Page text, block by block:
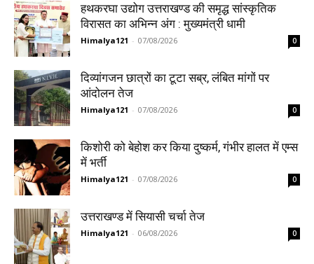
हथकरघा उद्योग उत्तराखण्ड की समृद्ध सांस्कृतिक
विरासत का अभिन्न अंग : मुख्यमंत्री धामी
Himalya121 - 07/08/2026 0
दिव्यांगजन छात्रों का टूटा सब्र, लंबित मांगों पर
आंदोलन तेज
Himalya121 - 07/08/2026 0
किशोरी को बेहोश कर किया दुष्कर्म, गंभीर हालत में एम्स
में भर्ती
Himalya121 - 07/08/2026 0
उत्तराखण्ड में सियासी चर्चा तेज
Himalya121 - 06/08/2026 0